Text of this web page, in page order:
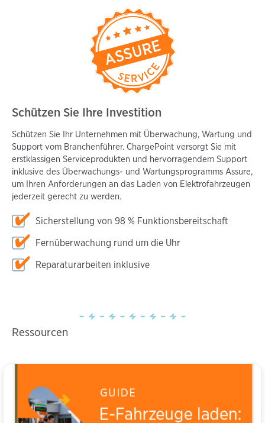
Schützen Sie Ihre Investition
Schützen Sie Ihr Unternehmen mit Überwachung, Wartung und
Support vom Branchenführer. ChargePoint versorgt Sie mit
erstklassigen Serviceprodukten und hervorragendem Support
inklusive des Überwachungs- und Wartungsprogramms Assure,
um Ihren Anforderungen an das Laden von Elektrofahrzeugen
jederzeit gerecht zu werden.
Sicherstellung von 98 % Funktionsbereitschaft
Fernüberwachung rund um die Uhr
Reparaturarbeiten inklusive
Ressourcen